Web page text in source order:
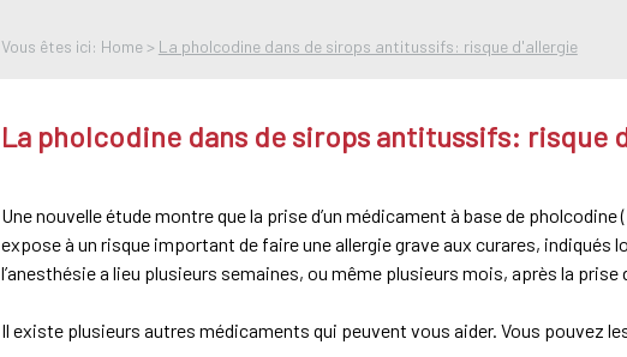
Vous êtes ici: Home > La pholcodine dans de sirops antitussifs: risque d'allergie
La pholcodine dans de sirops antitussifs: risque
Une nouvelle étude montre que la prise d’un médicament à base de
expose à un risque important de faire une allergie grave aux curares, indiqués
l’anesthésie a lieu plusieurs semaines, ou même plusieurs mois, après la prise
Il existe plusieurs autres médicaments qui peuvent vous aider. Vous pouvez